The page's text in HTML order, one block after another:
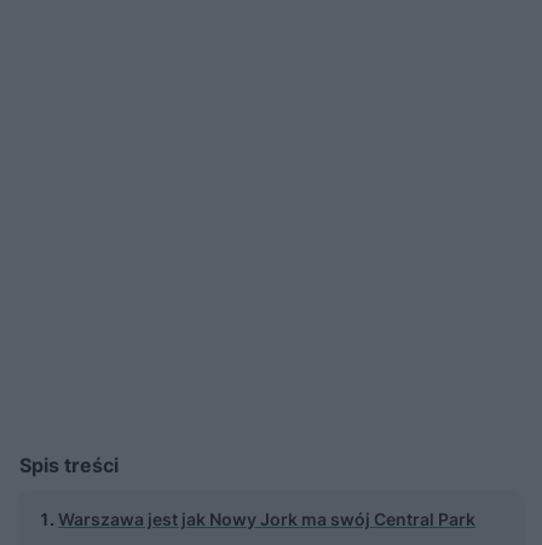
Spis treści
Warszawa jest jak Nowy Jork ma swój Central Park